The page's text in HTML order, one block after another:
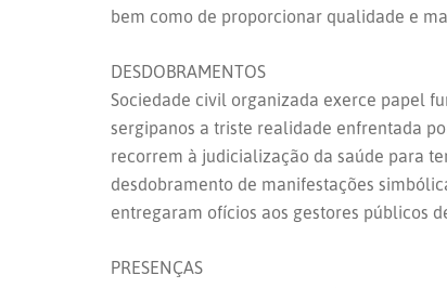
bem como de proporcionar qualidade e
DESDOBRAMENTOS
Sociedade civil organizada exerce papel
sergipanos a triste realidade enfrentada
recorrem à judicialização da saúde para
desdobramento de manifestações
entregaram ofícios aos gestores públicos
PRESENÇAS